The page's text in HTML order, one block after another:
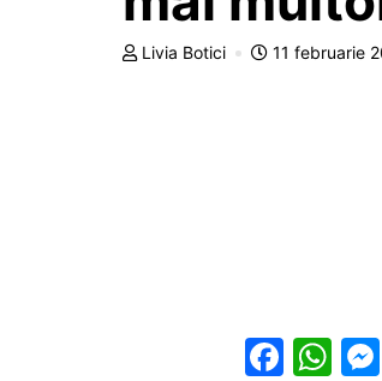
Livia Botici 11 februarie
F W